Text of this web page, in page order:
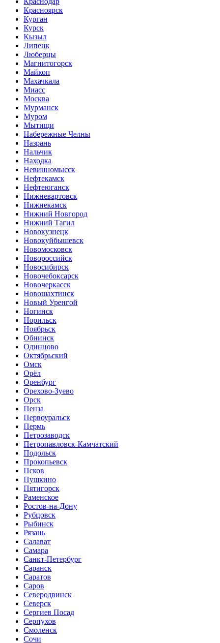
Красноярск
Курган
Курск
Кызыл
Липецк
Люберцы
Магнитогорск
Майкоп
Махачкала
Миасс
Москва
Мурманск
Муром
Мытищи
Набережные Челны
Назрань
Нальчик
Находка
Невинномысск
Нефтекамск
Нефтеюганск
Нижневартовск
Нижнекамск
Нижний Новгород
Нижний Тагил
Новокузнецк
Новокуйбышевск
Новомосковск
Новороссийск
Новосибирск
Новочебоксарск
Новочеркасск
Новошахтинск
Новый Уренгой
Ногинск
Норильск
Ноябрьск
Обнинск
Одинцово
Октябрьский
Омск
Орёл
Оренбург
Орехово-Зуево
Орск
Пенза
Первоуральск
Пермь
Петрозаводск
Петропавловск-Камчатский
Подольск
Прокопьевск
Псков
Пушкино
Пятигорск
Раменское
Ростов-на-Дону
Рубцовск
Рыбинск
Рязань
Салават
Самара
Санкт-Петербург
Саранск
Саратов
Саров
Северодвинск
Северск
Сергиев Посад
Серпухов
Смоленск
Сочи